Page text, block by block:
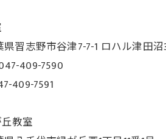
県習志野市谷津7-7-1 ロハル津田沼
409-7590
409-7591
教室